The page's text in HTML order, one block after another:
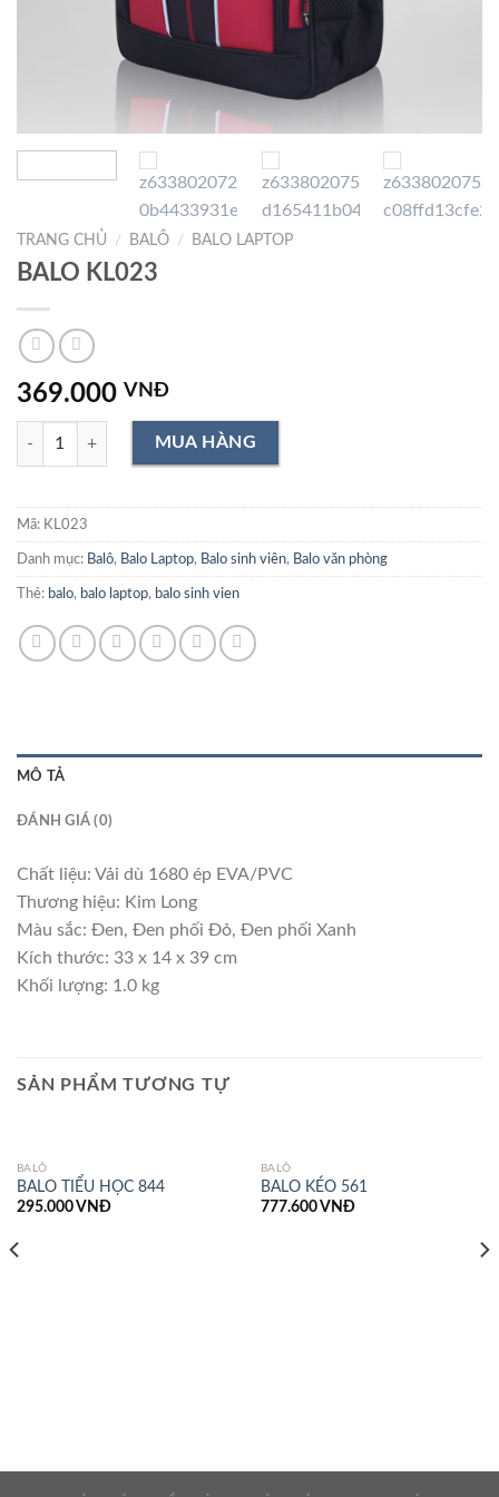
TRANG CHỦ / BALÔ / BALO LAPTOP
BALO KL023
369.000 VNĐ
BALO KL023 số lượng
Mã: KL023
Danh mục: Balô, Balo Laptop, Balo sinh viên, Balo văn phòng
Thẻ: balo, balo laptop, balo sinh vien
MÔ TẢ
ĐÁNH GIÁ (0)
Chất liệu: Vải dù 1680 ép EVA/PVC
Thương hiệu: Kim Long
Màu sắc: Đen, Đen phối Đỏ, Đen phối Xanh
Kích thước: 33 x 14 x 39 cm
Khối lượng: 1.0 kg
SẢN PHẨM TƯƠNG TỰ
BALÔ
BALO TIỂU HỌC 844
295.000VNĐ
BALÔ
BALO KÉO 561
777.600VNĐ